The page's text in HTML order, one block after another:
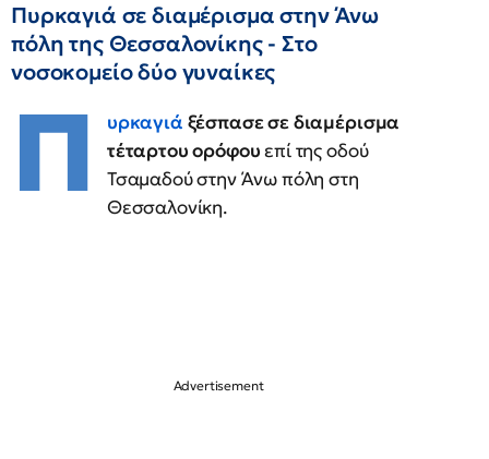
Πυρκαγιά σε διαμέρισμα στην Άνω
πόλη της Θεσσαλονίκης - Στο
νοσοκομείο δύο γυναίκες
Π υρκαγιά ξέσπασε σε διαμέρισμα
τέταρτου ορόφουεπί της οδού
Τσαμαδού στην Άνω πόλη στη
Θεσσαλονίκη.